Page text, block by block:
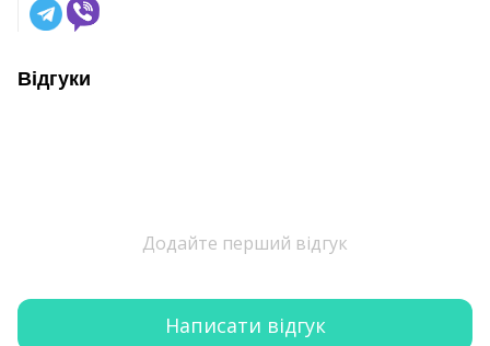
Відгуки
Додайте перший відгук
Написати відгук